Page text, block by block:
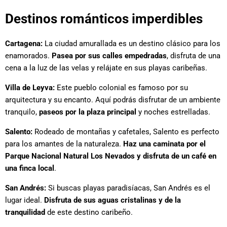
Destinos románticos imperdibles
Cartagena: La ciudad amurallada es un destino clásico para los
enamorados. Pasea por sus calles empedradas, disfruta de una
cena a la luz de las velas y relájate en sus playas caribeñas.
Villa de Leyva: Este pueblo colonial es famoso por su
arquitectura y su encanto. Aquí podrás disfrutar de un ambiente
tranquilo, paseos por la plaza principal y noches estrelladas.
Salento: Rodeado de montañas y cafetales, Salento es perfecto
para los amantes de la naturaleza. Haz una caminata por el
Parque Nacional Natural Los Nevados y disfruta de un café en
una finca local .
San Andrés: Si buscas playas paradisíacas, San Andrés es el
lugar ideal. Disfruta de sus aguas cristalinas y de la
tranquilidad de este destino caribeño.